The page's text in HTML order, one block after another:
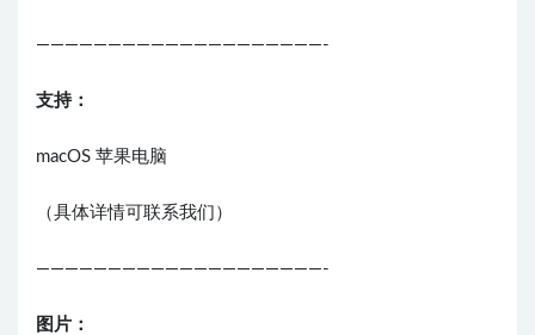
————————————————————-
支持：
macOS 苹果电脑
（具体详情可联系我们）
————————————————————-
图片：